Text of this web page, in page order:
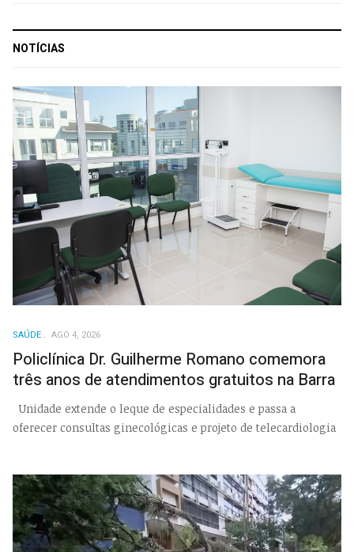
NOTÍCIAS
SAÚDE AGO 4, 2026
Policlínica Dr. Guilherme Romano comemora
três anos de atendimentos gratuitos na Barra
Unidade extende o leque de especialidades e passa a
oferecer consultas ginecológicas e projeto de telecardiologia